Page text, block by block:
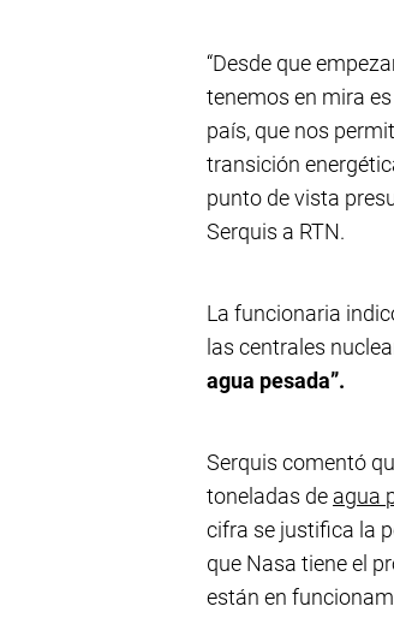
“Desde que
tenemos en mira
país, que nos
transición
punto de vista
Serquis a RTN.
La funcionaria
las centrales
agua pesada”.
Serquis comentó
toneladas de agua
cifra se justifica la
que Nasa tiene el
están en